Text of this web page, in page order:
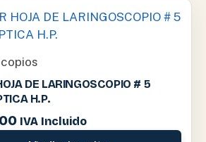
DE LARINGOSCOPIO # 5
H.P.
IVA Incluido